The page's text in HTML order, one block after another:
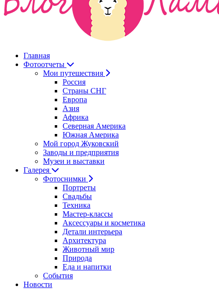
Главная
Фотоотчеты
Мои путешествия
Россия
Страны СНГ
Европа
Азия
Африка
Северная Америка
Южная Америка
Мой город Жуковский
Заводы и предприятия
Музеи и выставки
Галерея
Фотоснимки
Портреты
Свадьбы
Техника
Мастер-классы
Аксессуары и косметика
Детали интерьера
Архитектура
Животный мир
Природа
Еда и напитки
События
Новости